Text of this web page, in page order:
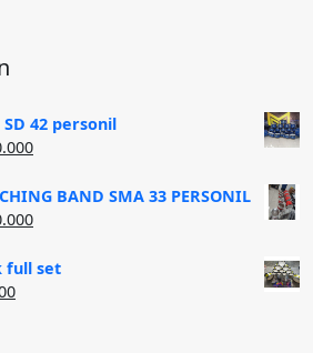
42 personil
Harga
ini
adalah:
BAND SMA 33 PERSONIL
Harga
ini
full set
Harga